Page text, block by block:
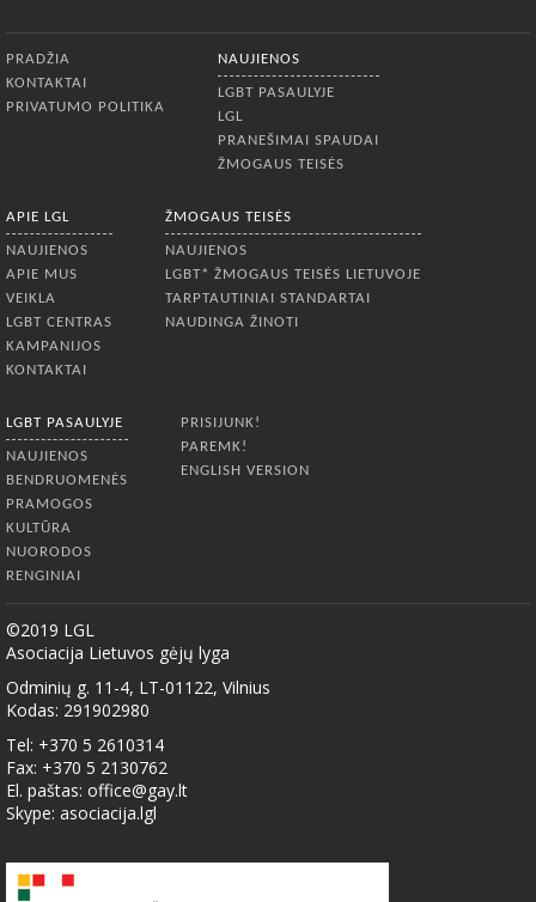
PRADŽIA
KONTAKTAI
PRIVATUMO POLITIKA
NAUJIENOS
LGBT PASAULYJE
LGL
PRANEŠIMAI SPAUDAI
ŽMOGAUS TEISĖS
APIE LGL
NAUJIENOS
APIE MUS
VEIKLA
LGBT CENTRAS
KAMPANIJOS
KONTAKTAI
ŽMOGAUS TEISĖS
NAUJIENOS
LGBT* ŽMOGAUS TEISĖS LIETUVOJE
TARPTAUTINIAI STANDARTAI
NAUDINGA ŽINOTI
LGBT PASAULYJE
NAUJIENOS
BENDRUOMENĖS
PRAMOGOS
KULTŪRA
NUORODOS
RENGINIAI
PRISIJUNK!
PAREMK!
ENGLISH VERSION
©2019 LGL
Asociacija Lietuvos gėjų lyga
Odminių g. 11-4, LT-01122, Vilnius
Kodas: 291902980
Tel: +370 5 2610314
Fax: +370 5 2130762
El. paštas: office@gay.lt
Skype: asociacija.lgl